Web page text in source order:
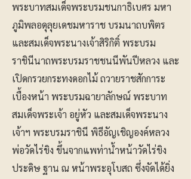
พระบาทสมเด็จพระบรมชนกาธิเบศร มหา
ภูมิพลอดุลุยเดชมหาราช บรมนาถบพิตร
และสมเด็จพระนางเจ้าสิริกิติ์ พระบรม
ราชินีนาถพระบรมราชชนนีพันปีหลวง และ
เปิดกรวยกระทงดอกไม้ ถวายราชสักการะ
เบื้องหน้า พระบรมฉายาลักษณ์ พระบาท
สมเด็จพระเจ้า อยู่หัว และสมเด็จพระนาง
เจ้าฯ พระบรมราชินี พิธีอัญเชิญองค์หลวง
พ่อวัดไร่ขิง ขึ้นจากแพท่าน้ำหน้าวัดไร่ขิง
ประดิษ ฐาน ณ หน้าพระอุโบสถ ซึ่งจัดได้ยิ่ง